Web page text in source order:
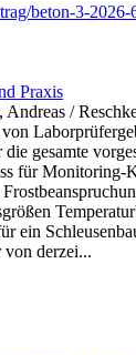
beton-3-2026-
Praxis
/
gesamte
für Monitoring-
ein
von derzei...